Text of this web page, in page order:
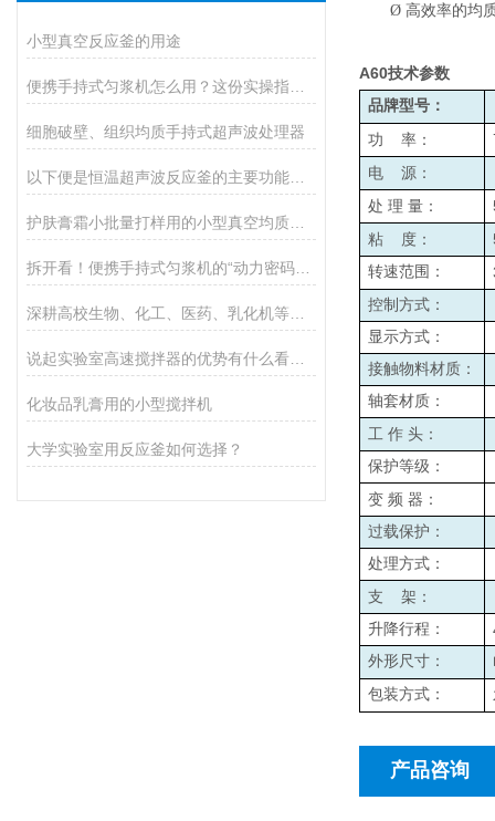
小型真空反应釜的用途
细胞破壁、组织均质手持式超声波处理器
化妆品乳膏用的小型搅拌机
大学实验室用反应釜如何选择？
Ø 高效率的均
A60技术参数
品牌型号：
功
率：
电
源：
处 理 量：
粘 度：
转速范围：
控制方式：
显示方式：
接触物料材质：
轴套材质：
工 作 头：
保护等级：
变 频 器：
过载保护：
处理方式：
支
架：
升降行程：
外形尺寸：
包装方式：
产品咨询